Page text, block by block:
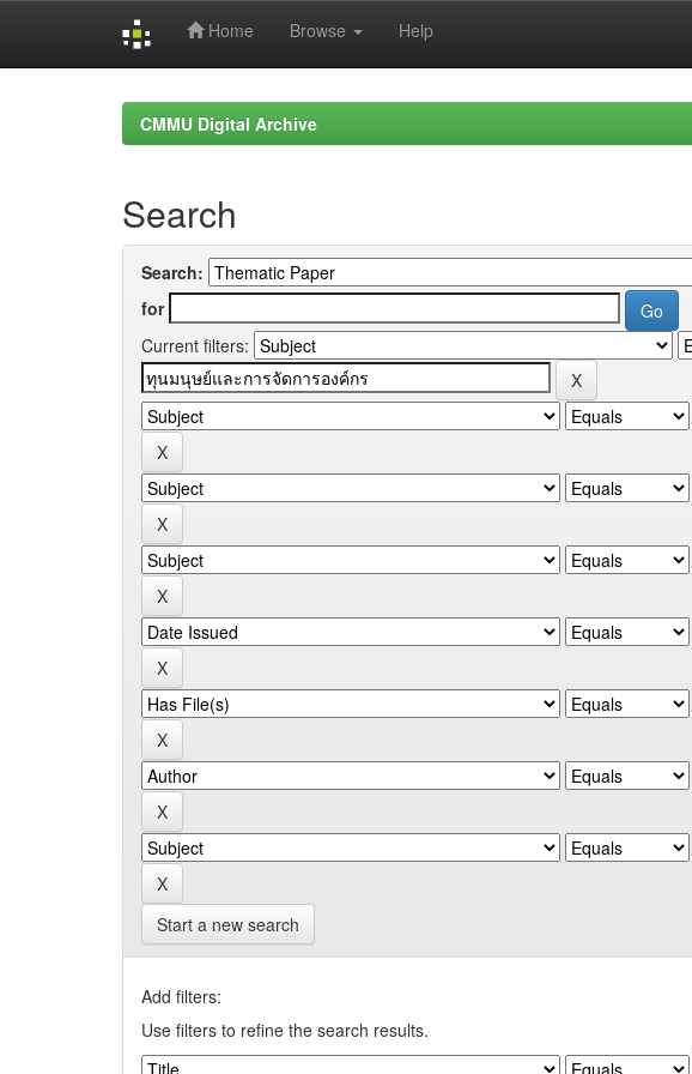
Home Browse Help
CMMU Digital Archive
Search
Search:
for
Current filters:
Start a new search
Add filters:
Use filters to refine the search results.